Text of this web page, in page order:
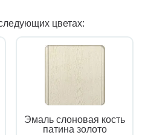
цветах:
Эмаль слоновая кость
патина золото